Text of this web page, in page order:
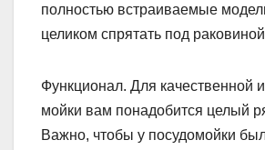
полностью встраиваемые
целиком спрятать под
Функционал. Для качественной
мойки вам понадобится целый
Важно, чтобы у посудомойки